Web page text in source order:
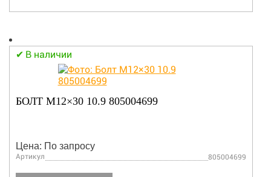
В наличии
БОЛТ M12×30 10.9 805004699
Цена: По запросу
Артикул 805004699